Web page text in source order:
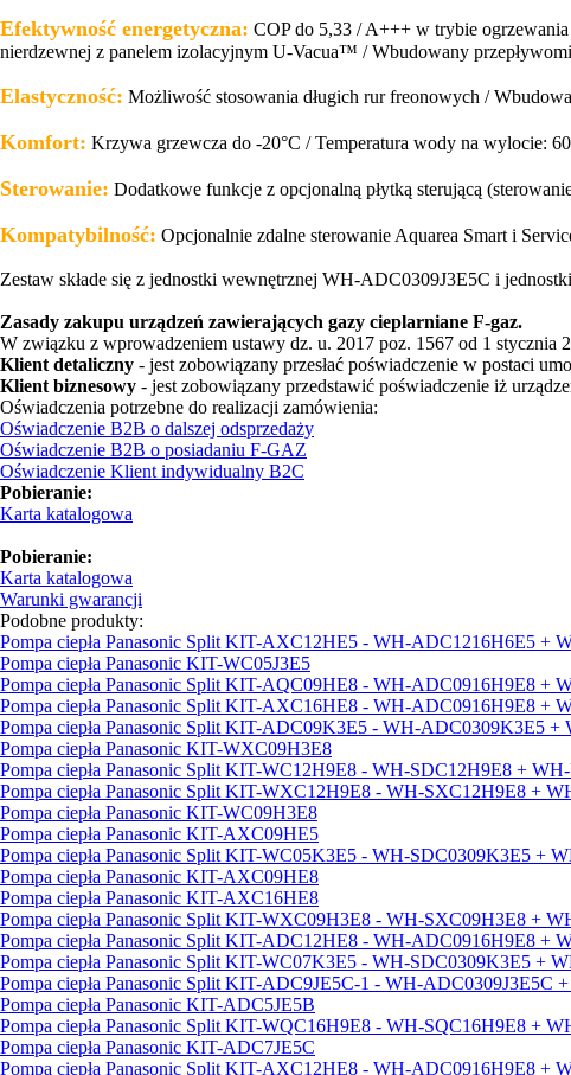
Efektywność energetyczna: COP do 5,33 / A+++ w trybie
nierdzewnej z panelem izolacyjnym U-Vacua™ / Wbudowany
Elastyczność: Możliwość stosowania długich rur freonowych /
Komfort: Krzywa grzewcza do -20°C / Temperatura wody na wylocie:
Sterowanie: Dodatkowe funkcje z opcjonalną płytką sterującą
Kompatybilność: Opcjonalnie zdalne sterowanie Aquarea Smart i
Zestaw składe się z jednostki wewnętrznej WH-ADC0309J3E5C i
Zasady zakupu urządzeń zawierających gazy cieplarniane F-gaz.
W związku z wprowadzeniem ustawy dz. u. 2017 poz. 1567 od 1 stycznia
Klient detaliczny - jest zobowiązany przesłać poświadczenie w postaci
Klient biznesowy - jest zobowiązany przedstawić poświadczenie iż
Oświadczenia potrzebne do realizacji zamówienia:
Oświadczenie B2B o dalszej odsprzedaży
Oświadczenie B2B o posiadaniu F-GAZ
Oświadczenie Klient indywidualny B2C
Pobieranie:
Karta katalogowa
Pobieranie:
Karta katalogowa
Warunki gwarancji
Podobne produkty:
Pompa ciepła Panasonic Split KIT-AXC12HE5 - WH-ADC1216H6E5 +
Pompa ciepła Panasonic KIT-WC05J3E5
Pompa ciepła Panasonic Split KIT-AQC09HE8 - WH-ADC0916H9E8 +
Pompa ciepła Panasonic Split KIT-AXC16HE8 - WH-ADC0916H9E8 +
Pompa ciepła Panasonic Split KIT-ADC09K3E5 - WH-ADC0309K3E5
Pompa ciepła Panasonic KIT-WXC09H3E8
Pompa ciepła Panasonic Split KIT-WC12H9E8 - WH-SDC12H9E8 +
Pompa ciepła Panasonic Split KIT-WXC12H9E8 - WH-SXC12H9E8 +
Pompa ciepła Panasonic KIT-WC09H3E8
Pompa ciepła Panasonic KIT-AXC09HE5
Pompa ciepła Panasonic Split KIT-WC05K3E5 - WH-SDC0309K3E5 +
Pompa ciepła Panasonic KIT-AXC09HE8
Pompa ciepła Panasonic KIT-AXC16HE8
Pompa ciepła Panasonic Split KIT-WXC09H3E8 - WH-SXC09H3E8 +
Pompa ciepła Panasonic Split KIT-ADC12HE8 - WH-ADC0916H9E8 +
Pompa ciepła Panasonic Split KIT-WC07K3E5 - WH-SDC0309K3E5 +
Pompa ciepła Panasonic Split KIT-ADC9JE5C-1 - WH-ADC0309J3E5C
Pompa ciepła Panasonic KIT-ADC5JE5B
Pompa ciepła Panasonic Split KIT-WQC16H9E8 - WH-SQC16H9E8 +
Pompa ciepła Panasonic KIT-ADC7JE5C
Pompa ciepła Panasonic Split KIT-AXC12HE8 - WH-ADC0916H9E8 +